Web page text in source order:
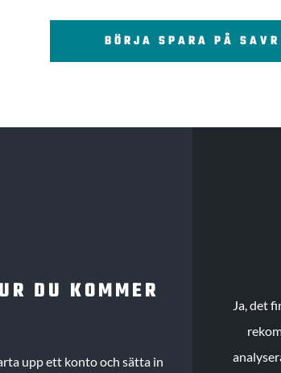
BÖRJA SPARA PÅ SAVR
DU KOMMER
upp ett konto och sätta in
Ja, det